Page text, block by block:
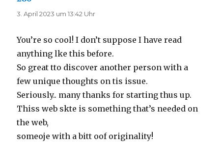
3. April 2023 um 13:42 Uhr
You’re so cool! I don’t suppose I have read
anything lke this before.
So great tto discover another person with a
few unique thoughts on tis issue.
Seriously.. many thanks for starting thus up.
Thiss web skte is something that’s needed on
the web,
someoje with a bitt oof originality!